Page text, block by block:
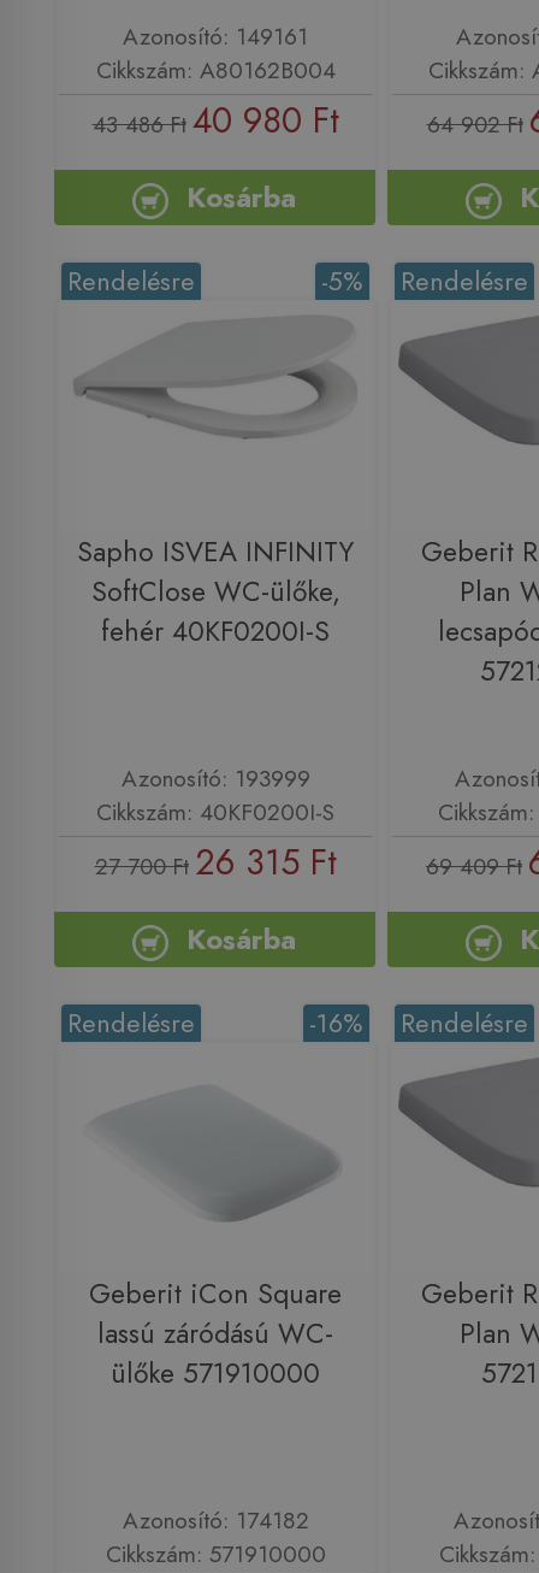
Azonosító: 149161
Cikkszám: A80162B004
43 486 Ft 40 980 Ft
Kosárba
64 902 Ft
-5%
Rendelésre
Sapho ISVEA INFINITY
SoftClose WC-ülőke,
fehér 40KF0200I-S
Azonosító: 193999
Cikkszám: 40KF0200I-S
27 700 Ft 26 315 Ft
Kosárba
Rendelésre
Geberit
Plan
69 409 Ft
-16%
Rendelésre
Geberit iCon Square
lassú záródású WC-
ülőke 571910000
Azonosító: 174182
Cikkszám: 571910000
Rendelésre
Geberit
Plan